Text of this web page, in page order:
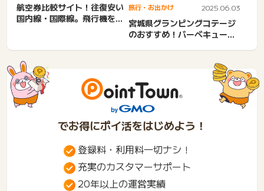
航空券比較サイト！往復安い
国内線・国際線。飛行機を格
旅行・お出かけ 2025.06.03
宮城県グランピングコテージ
のおすすめ！バーベキュー・
でお得にポイ活をはじめよう！
登録料・利用料一切ナシ！
充実のカスタマーサポート
20年以上の運営実績